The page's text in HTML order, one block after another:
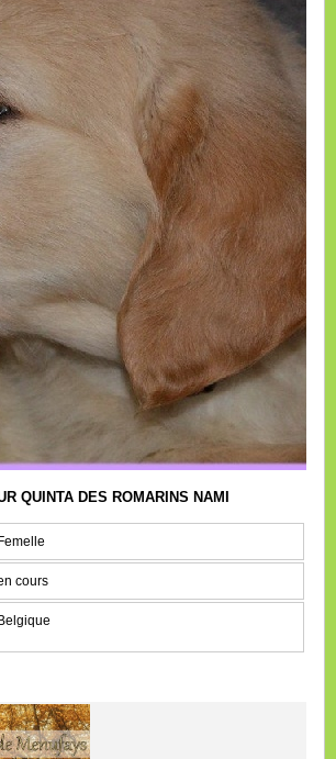
QUINTA DES ROMARINS NAMI
Femelle
cours
Belgique